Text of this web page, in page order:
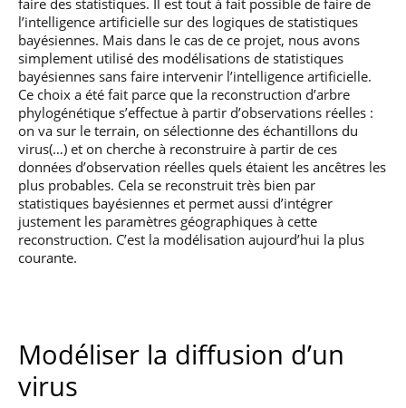
faire des statistiques. Il est tout à fait possible de faire de
l’intelligence artificielle sur des logiques de statistiques
bayésiennes. Mais dans le cas de ce projet, nous avons
simplement utilisé des modélisations de statistiques
bayésiennes sans faire intervenir l’intelligence artificielle.
Ce choix a été fait parce que la reconstruction d’arbre
phylogénétique s’effectue à partir d’observations réelles :
on va sur le terrain, on sélectionne des échantillons du
virus(…) et on cherche à reconstruire à partir de ces
données d’observation réelles quels étaient les ancêtres les
plus probables. Cela se reconstruit très bien par
statistiques bayésiennes et permet aussi d’intégrer
justement les paramètres géographiques à cette
reconstruction. C’est la modélisation aujourd’hui la plus
courante.
Modéliser la diffusion d’un
virus